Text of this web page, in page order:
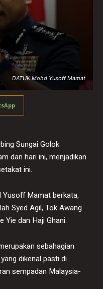
DATUK Mohd Yusoff Mamat
Sungai Golok
dan hari ini, menjadikan
ini.
Yusoff Mamat berkata,
Syed Agil, Tok Awang
Yie dan Haji Ghani.
sebahagian
dikenal pasti di
sempadan Malaysia-